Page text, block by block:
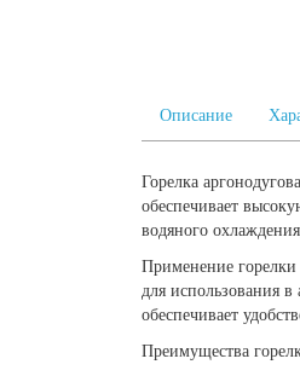
Описание
Горелка
обеспечивает
водяного
Применение
для использования
обеспечивает
Преимущества